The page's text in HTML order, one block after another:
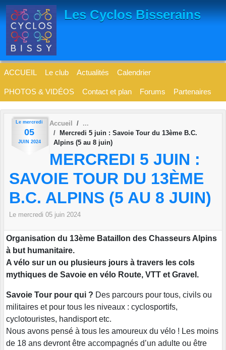
Les Cyclos Bisserains
ACCUEIL Le club Actualités Calendrier
PHOTOS & VIDÉOS Contact et plan Forums Partenaires
Le mercredi
05
JUIN 2024
Accueil
Mercredi 5 juin : Savoie Tour du 13ème B.C.
Alpins (5 au 8 juin)
MERCREDI 5 JUIN :
SAVOIE TOUR DU 13ÈME
B.C. ALPINS (5 AU 8 JUIN)
Le mercredi 05 juin 2024
Organisation du 13ème Bataillon des Chasseurs Alpins
à but humanitaire.
A vélo sur un ou plusieurs jours à travers les cols
mythiques de Savoie en vélo Route, VTT et Gravel.
Savoie Tour pour qui ? Des parcours pour tous, civils ou
militaires et pour tous les niveaux : cyclosportifs,
cyclotouristes, handisport etc.
Nous avons pensé à tous les amoureux du vélo ! Les moins
de 18 ans devront être accompagnés d’un adulte ou être
Panneau de gestion des cookies